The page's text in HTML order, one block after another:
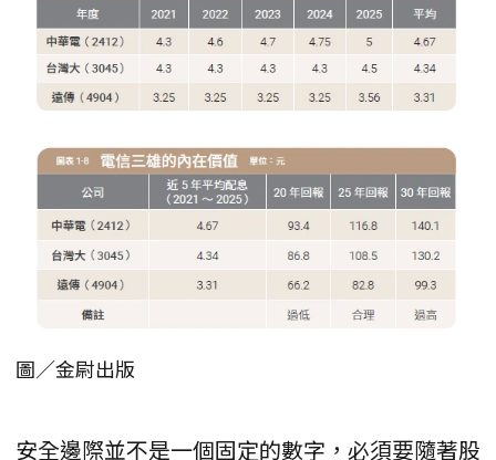
圖／金尉出版
安全邊際並不是一個固定的數字，必須要隨著股